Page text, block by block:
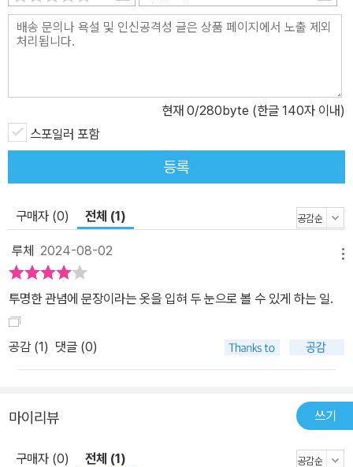
서는 모든 것이 특별한 사건이 된다.
현재 0/280byte (한글 140자 이내)
스포일러 포함
등록
구매자 (0) 전체 (1)
루체 2024-08-02
투명한 관념에 문장이라는 옷을 입혀 두 눈으로 볼 수 있게 하는 일.
공감 (1) 댓글 (0)
마이리뷰 쓰기
구매자 (0) 전체 (1)